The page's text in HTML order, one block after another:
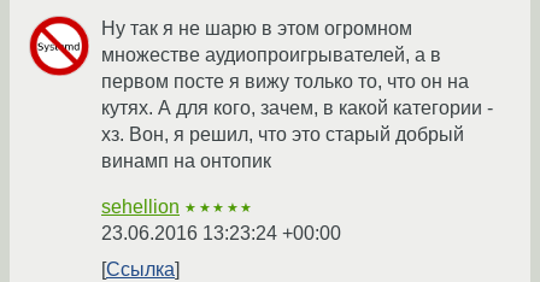
Ну так я не шарю в этом огромном
множестве аудиопроигрывателей, а в
первом посте я вижу только то, что он на
кутях. А для кого, зачем, в какой категории -
хз. Вон, я решил, что это старый добрый
винамп на онтопик
sehellion ★★★★★
23.06.2016 13:23:24 +00:00
Ссылка